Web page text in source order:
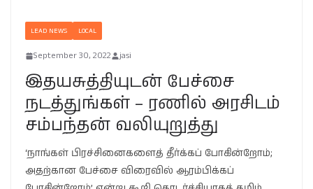
LEAD NEWS LOCAL
September 30, 2022 jasi
இதயசுத்தியுடன் பேச்சை
நடத்துங்கள் – ரணில் அரசிடம்
சம்பந்தன் வலியுறுத்து
‘நாங்கள் பிரச்சினைகளைத் தீர்க்கப் போகின்றோம்;
அதற்கான பேச்சை விரைவில் ஆரம்பிக்கப்